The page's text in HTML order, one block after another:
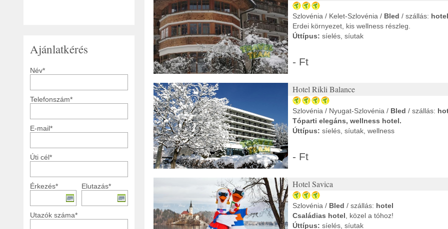
Ajánlatkérés
Név*
Telefonszám*
E-mail*
Úti cél*
Érkezés* Elutazás*
Utazók száma*
Szlovénia / Kelet-Szlovénia / Bled / szállás: hotel
Erdei környezet, kis wellness részleg.
Úttípus: síelés, síutak
- Ft
Hotel Rikli Balance
Szlovénia / Nyugat-Szlovénia / Bled / szállás:
Tóparti elegáns, wellness hotel.
Úttípus: síelés, síutak, wellness
- Ft
Hotel Savica
Szlovénia / Bled / szállás: hotel
Családias hotel , közel a tóhoz!
Úttípus: síelés, síutak